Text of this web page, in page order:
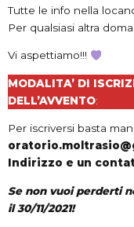
Tutte le info nella
Per qualsiasi altra
Vi aspettiamo!!!
MODALITA’ DI
DELL’AVVENTO:
Per iscriversi basta
Indirizzo e un
Se non vuoi perderti
il 30/11/2021!